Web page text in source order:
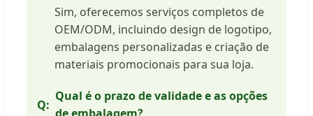
Sim, oferecemos serviços completos de
OEM/ODM, incluindo design de logotipo,
embalagens personalizadas e criação de
materiais promocionais para sua loja.
Qual é o prazo de validade e as opções